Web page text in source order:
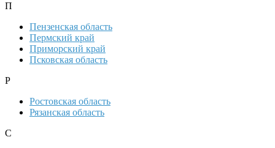
П
Пензенская область
Пермский край
Приморский край
Псковская область
Р
Ростовская область
Рязанская область
С